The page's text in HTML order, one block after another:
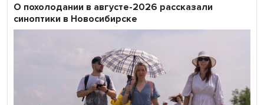
О похолодании в августе-2026 рассказали
синоптики в Новосибирске